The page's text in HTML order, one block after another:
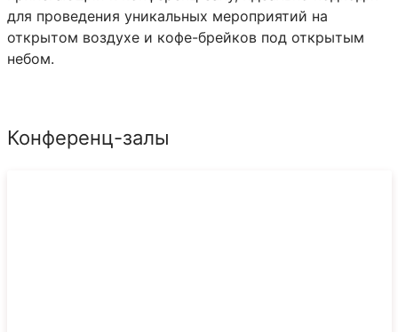
для проведения уникальных мероприятий на
открытом воздухе и кофе-брейков под открытым
небом.
Конференц-залы